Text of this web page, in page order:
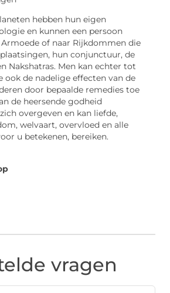
hebben hun eigen
en kunnen een persoon
of naar Rijkdommen die
hun conjunctuur, de
Nakshatras. Men kan echter tot
ook de nadelige effecten van de
door bepaalde remedies toe
de heersende godheid
overgeven en kan liefde,
welvaart, overvloed en alle
u betekenen, bereiken.
vragen